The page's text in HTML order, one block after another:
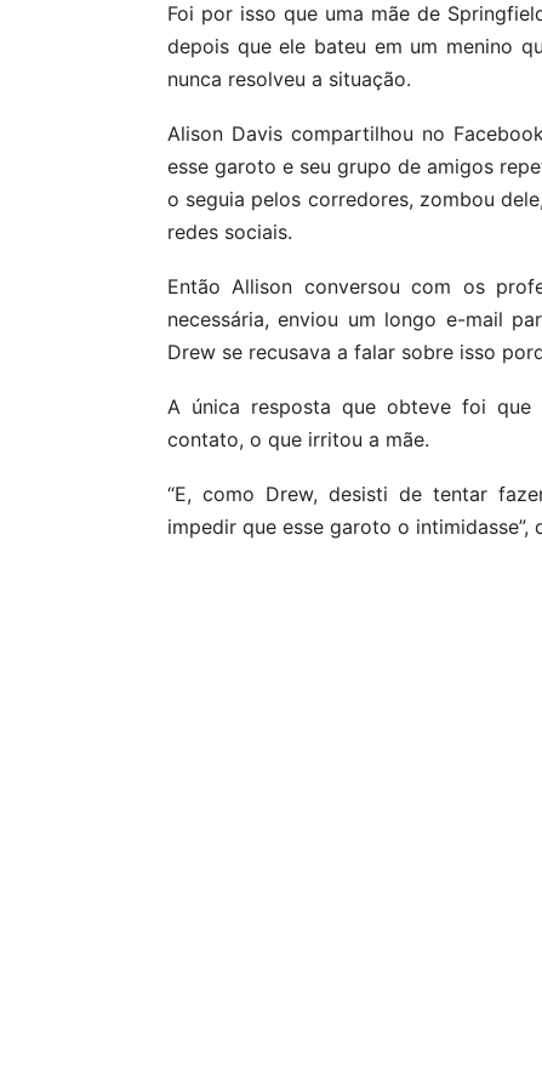
Foi por isso que uma mãe de
depois que ele bateu em um menino
nunca resolveu a situação.
Alison Davis compartilhou no
esse garoto e seu grupo de amigos
o seguia pelos corredores, zombou
redes sociais.
Então Allison conversou com os
necessária, enviou um longo e-mail
Drew se recusava a falar sobre isso
A única resposta que obteve foi que
contato, o que irritou a mãe.
“E, como Drew, desisti de tentar
impedir que esse garoto o intimidasse”,